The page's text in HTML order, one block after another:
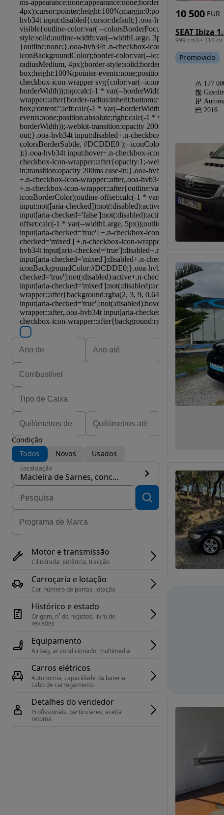
Condição
Todos
Novos Usados
Localização
Macieira de Sarnes, concelho Oliveira de Azeméis
Motor e transmissão
Cilindrada, potência, tracção
Carroçaria e lotação
Cor, número de portas, lotação
Histórico e estado
Origem, n˚ de registos, livro de
revisões
Equipamento
Airbag, ar condicionado, multimedia
Carros elétricos
Autonomia, capacidade da bateria,
cabo de carregamento
Detalhes do vendedor
Profissionais, particulares, aceita
retoma
999 cm3 • 110 cv
10 500 EUR
Promovido
177
2016